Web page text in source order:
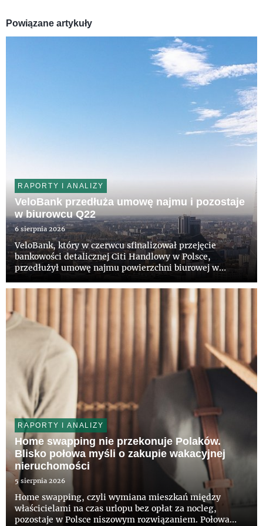
Powiązane artykuły
RAPORTY I ANALIZY
VeloBank przedłuża umowę najmu i pozostaje
w biurowcu Q22
6 sierpnia 2026
VeloBank, który w czerwcu sfinalizował przejęcie
bankowości detalicznej Citi Handlowy w Polsce,
przedłużył umowę najmu powierzchni biurowej w
prestiżowym budynku na kolejne lata. Właścicielowi
RAPORTY I ANALIZY
Home swapping nie przekonuje Polaków.
Blisko połowa myśli o zakupie wakacyjnej
nieruchomości
5 sierpnia 2026
Home swapping, czyli wymiana mieszkań między
właścicielami na czas urlopu bez opłat za nocleg,
pozostaje w Polsce niszowym rozwiązaniem. Połowa